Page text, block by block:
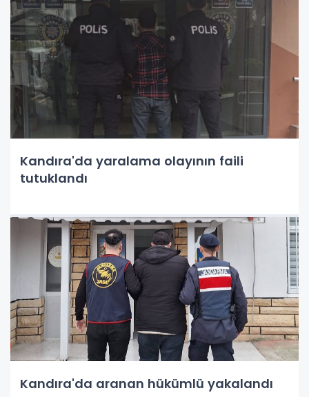
Kandıra'da yaralama olayının faili
tutuklandı
Kandıra'da aranan hükümlü yakalandı